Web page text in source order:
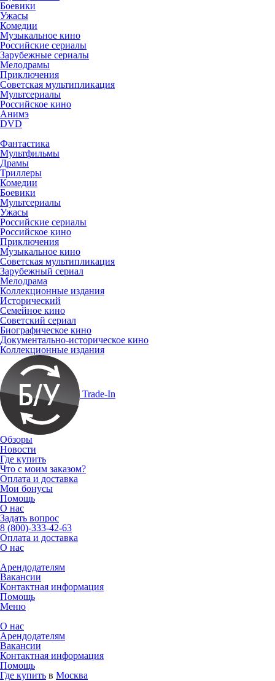
Боевики
Ужасы
Комедии
Музыкальное кино
Российские сериалы
Зарубежные сериалы
Мелодрамы
Приключения
Советская мультипликация
Мультсериалы
Российское кино
Анимэ
DVD
Фантастика
Мультфильмы
Драмы
Триллеры
Комедии
Боевики
Мультсериалы
Ужасы
Российские сериалы
Российское кино
Приключения
Музыкальное кино
Советская мультипликация
Зарубежный сериал
Мелодрама
Коллекционные издания
Исторический
Семейное кино
Советский сериал
Биографическое кино
Документально-историческое кино
Коллекционные издания
Trade-In
Обзоры
Новости
Где купить
Что с моим заказом?
Оплата и доставка
Мои бонусы
Помощь
О нас
Задать вопрос
8 (800)-333-42-63
Оплата и доставка
О нас
Арендодателям
Вакансии
Контактная информация
Помощь
Меню
О нас
Арендодателям
Вакансии
Контактная информация
Помощь
Где купить в Москва